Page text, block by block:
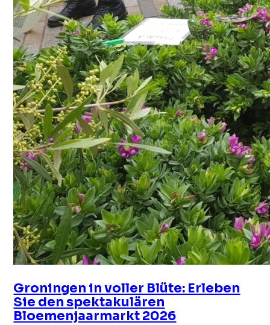
Groningen in voller Blüte: Erleben
Sie den spektakulären
Bloemenjaarmarkt 2026